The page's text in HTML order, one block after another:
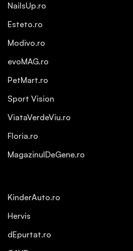
NailsUp.ro
Esteto.ro
Modivo.ro
evoMAG.ro
PetMart.ro
Sport Vision
ViataVerdeViu.ro
Floria.ro
MagazinulDeGene.ro
KinderAuto.ro
Hervis
dEpurtat.ro